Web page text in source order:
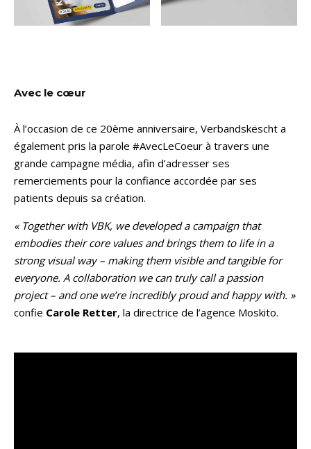
Avec le cœur
À l’occasion de ce 20ème anniversaire, Verbandskëscht a
également pris la parole #AvecLeCoeur à travers une
grande campagne média, afin d’adresser ses
remerciements pour la confiance accordée par ses
patients depuis sa création.
« Together with VBK, we developed a campaign that
embodies their core values and brings them to life in a
strong visual way – making them visible and tangible for
everyone. A collaboration we can truly call a passion
project – and one we’re incredibly proud and happy with. »
confie Carole Retter, la directrice de l’agence Moskito.